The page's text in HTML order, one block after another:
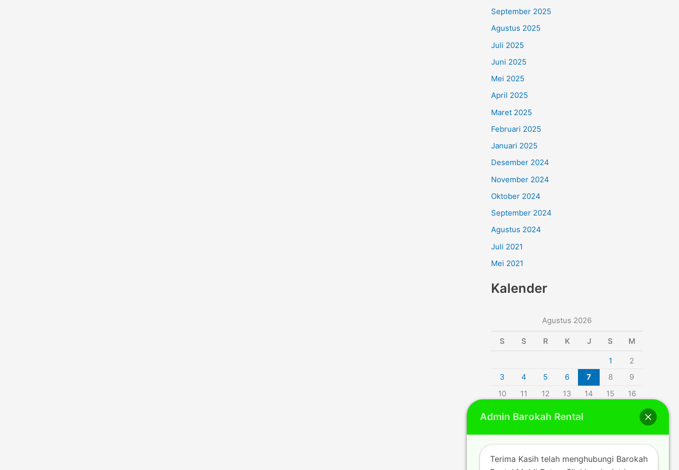
September 2025
Agustus 2025
Juli 2025
Juni 2025
Mei 2025
April 2025
Maret 2025
Februari 2025
Januari 2025
Desember 2024
November 2024
Oktober 2024
September 2024
Agustus 2024
Juli 2021
Mei 2021
Kalender
Agustus 2026
S S R K J S M
1
2
3
4 5 6 7 8
9
10
11 12 13 14 15
16
Admin Barokah Rental
Terima Kasih telah menghubungi Barokah